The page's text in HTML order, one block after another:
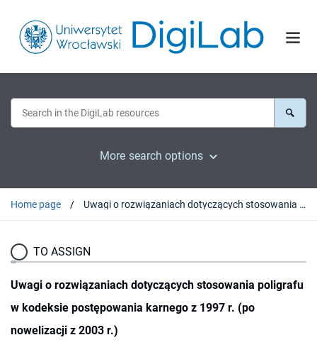
More search options
Home page Uwagi o rozwiązaniach dotyczących stosowania poligrafu w kodeksie postępowania karnego z 1997 r. (po nowelizacji z 2003 r.)
TO ASSIGN
Uwagi o rozwiązaniach dotyczących stosowania poligrafu
w kodeksie postępowania karnego z 1997 r. (po
nowelizacji z 2003 r.)